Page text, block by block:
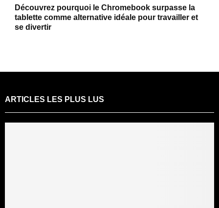
Découvrez pourquoi le Chromebook surpasse la
tablette comme alternative idéale pour travailler et
se divertir
ARTICLES LES PLUS LUS